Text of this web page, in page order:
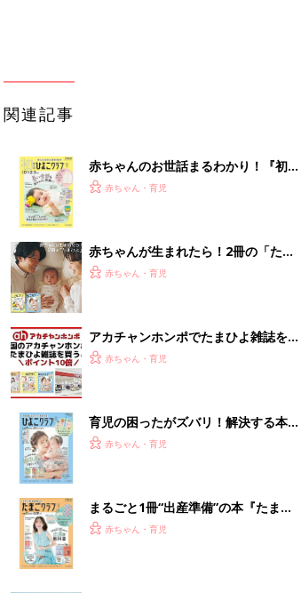
になるまで、育児に役立つ情報がいっ
ぱい！
夫婦で予習する 出産の教科書
段で…」インプラント治療の資料請求
はこちら...
PR（あんしんインプラント）
離乳食はいつから？進め方は？「たまひよ きほんの離